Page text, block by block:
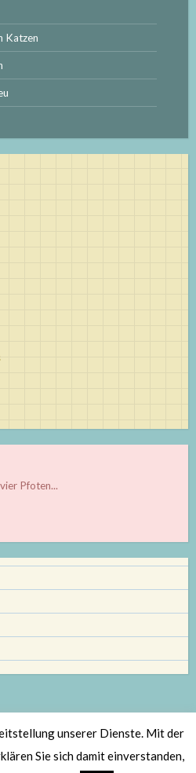
Katzen
Pfoten...
|
Theme: Scratchpad von
unserer Dienste. Mit der
Sie sich damit einverstanden,